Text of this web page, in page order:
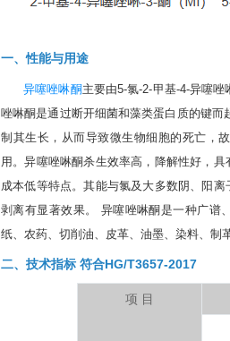
一、性能与用途
异噻唑啉酮主要由5-氯-2-甲基-4-异噻
唑啉酮是通过断开细菌和藻类蛋白质的键
制其生长，从而导致微生物细胞的死亡，
用。异噻唑啉酮杀生效率高，降解性好，
成本低等特点。其能与氯及大多数阴、阳
剥离有显著效果。
异噻唑啉酮是一种广谱
纸、农药、切削油、皮革、油墨、染料、制
二、技术指标 符合HG/T3657-2017
项 目